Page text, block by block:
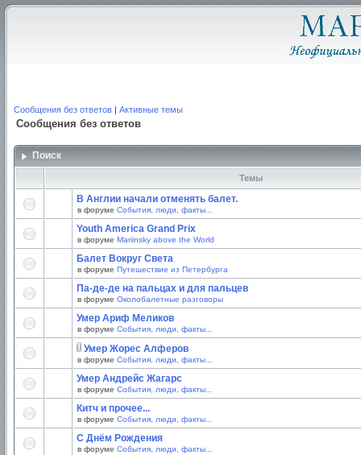
Сообщения без ответов | Активные темы
Сообщения без ответов
Поиск
Темы
В Англии начали отменять балет.
в форуме События, люди, факты...
Youth America Grand Prix
в форуме Mariinsky above the World
Балет Вокруг Света
в форуме Путешествие из Петербурга
Па-де-де на пальцах и для пальцев
в форуме Околобалетные разговоры
Умер Ариф Меликов
в форуме События, люди, факты...
Умер Жорес Алферов
в форуме События, люди, факты...
Умер Андрейс Жагарс
в форуме События, люди, факты...
Китч и прочее...
в форуме События, люди, факты...
С Днём Рождения
в форуме События, люди, факты...